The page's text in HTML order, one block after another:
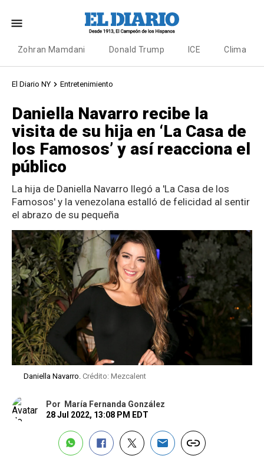
Zohran Mamdani Donald Trump ICE Clima
El Diario NY Entretenimiento
Daniella Navarro recibe la
visita de su hija en ‘La Casa de
los Famosos’ y así reacciona el
público
La hija de Daniella Navarro llegó a 'La Casa de los
Famosos' y la venezolana estalló de felicidad al sentir
el abrazo de su pequeña
Daniella Navarro. Crédito: Mezcalent
Por
María Fernanda González
28 Jul 2022, 13:08 PM EDT